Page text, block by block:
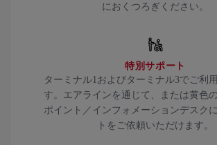
におくつろぎください。
特別サポート
ターミナル1およびターミナル3でご利
す。エアラインを通じて、または黄色
ポイント／インフォメーションデスク
トをご依頼いただけます。